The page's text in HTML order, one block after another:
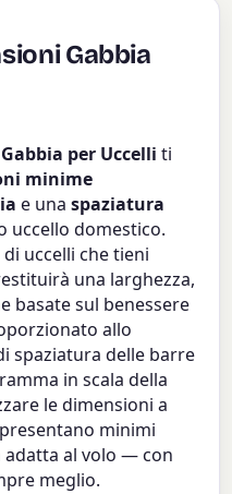
Gabbia
per Uccelli ti
minime
e unaspaziatura
uccello domestico.
uccelli che tieni
una larghezza,
basate sul benessere
allo
spaziatura delle barre
in scala della
le dimensioni a
minimi
adatta al volo — con
meglio.